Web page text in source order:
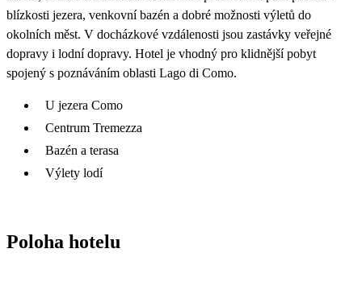
blízkosti jezera, venkovní bazén a dobré možnosti výletů do
okolních měst. V docházkové vzdálenosti jsou zastávky veřejné
dopravy i lodní dopravy. Hotel je vhodný pro klidnější pobyt
spojený s poznáváním oblasti Lago di Como.
U jezera Como
Centrum Tremezza
Bazén a terasa
Výlety lodí
Poloha hotelu